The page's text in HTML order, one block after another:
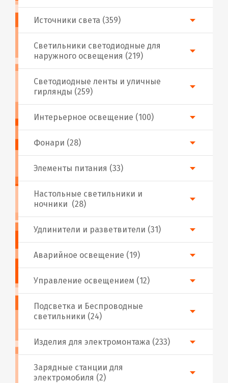
Фонари (28)
Аварийное освещение (19)
Настольные светильники и
ночники (28)
Подсветка и Беспроводные
светильники (24)
Интерьерное освещение (100)
Изделия для электромонтажа (233)
Источники света (359)
Светодиодные ленты и уличные
гирлянды (259)
Светильники светодиодные для
наружного освещения (219)
Удлинители и разветвители (31)
Управление освещением (12)
Элементы питания (33)
Зарядные станции для
электромобиля (2)